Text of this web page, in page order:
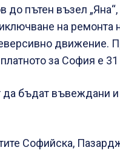
до пътен възел
на ремонта
движение.
за София е
да бъдат въвеждани
Софийска,